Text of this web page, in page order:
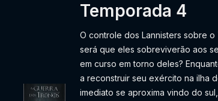
Temporada 4
O controle dos Lannisters sobre
será que eles sobreviverão aos
em curso em torno deles?
a reconstruir seu exército na ilha
imediato se aproxima vindo do